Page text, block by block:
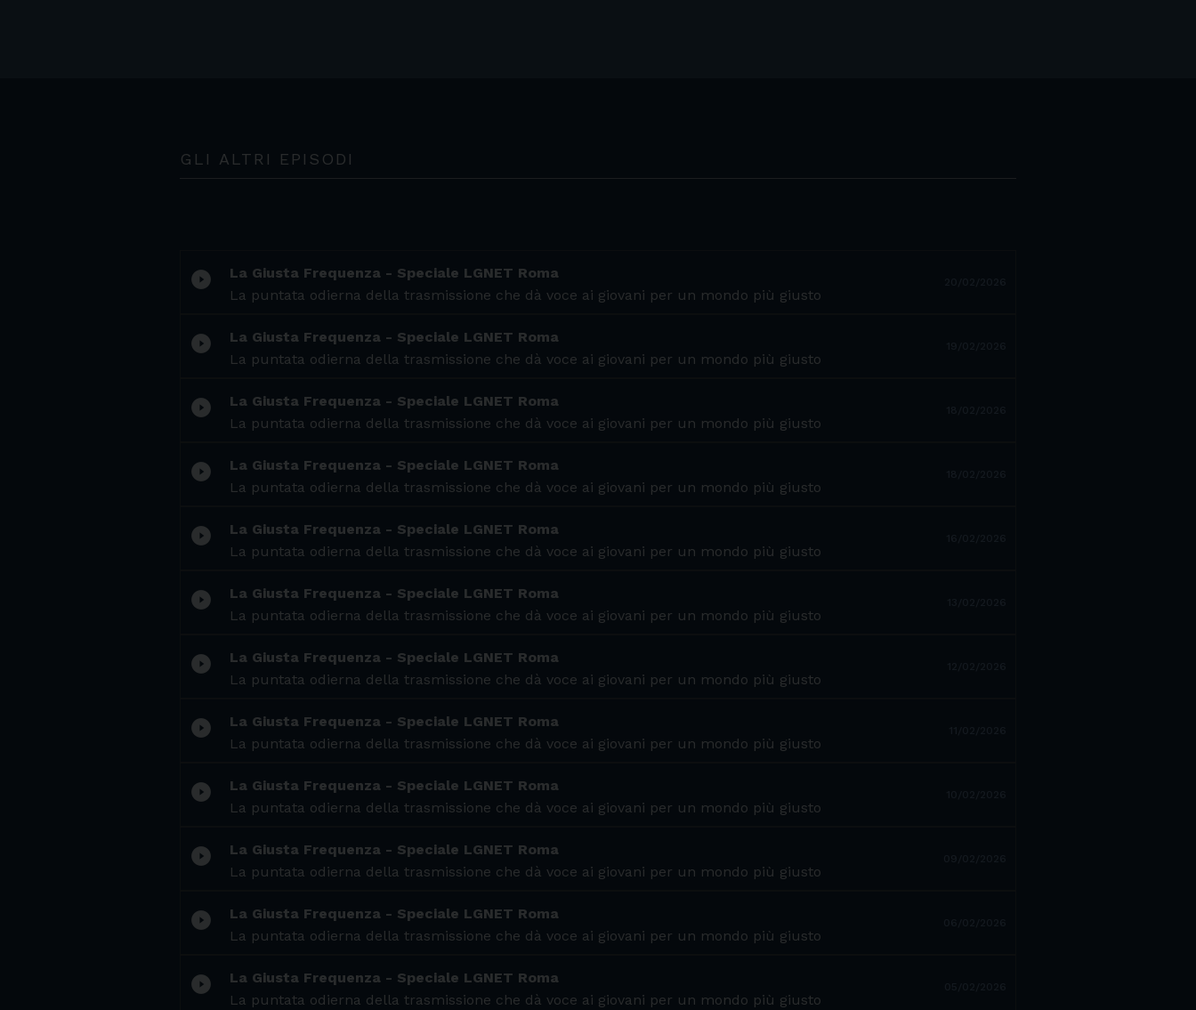
GLI ALTRI EPISODI
play_circle_filled
La Giusta Frequenza - Speciale LGNET Roma
La puntata odierna della trasmissione che dà voce ai giovani per un mondo più giusto
play_circle_filled
La Giusta Frequenza - Speciale LGNET Roma
La puntata odierna della trasmissione che dà voce ai giovani per un mondo più giusto
play_circle_filled
La Giusta Frequenza - Speciale LGNET Roma
La puntata odierna della trasmissione che dà voce ai giovani per un mondo più giusto
play_circle_filled
La Giusta Frequenza - Speciale LGNET Roma
La puntata odierna della trasmissione che dà voce ai giovani per un mondo più giusto
play_circle_filled
La Giusta Frequenza - Speciale LGNET Roma
La puntata odierna della trasmissione che dà voce ai giovani per un mondo più giusto
play_circle_filled
La Giusta Frequenza - Speciale LGNET Roma
La puntata odierna della trasmissione che dà voce ai giovani per un mondo più giusto
play_circle_filled
La Giusta Frequenza - Speciale LGNET Roma
La puntata odierna della trasmissione che dà voce ai giovani per un mondo più giusto
play_circle_filled
La Giusta Frequenza - Speciale LGNET Roma
La puntata odierna della trasmissione che dà voce ai giovani per un mondo più giusto
play_circle_filled
La Giusta Frequenza - Speciale LGNET Roma
La puntata odierna della trasmissione che dà voce ai giovani per un mondo più giusto
play_circle_filled
La Giusta Frequenza - Speciale LGNET Roma
La puntata odierna della trasmissione che dà voce ai giovani per un mondo più giusto
play_circle_filled
La Giusta Frequenza - Speciale LGNET Roma
La puntata odierna della trasmissione che dà voce ai giovani per un mondo più giusto
play_circle_filled
La Giusta Frequenza - Speciale LGNET Roma
La puntata odierna della trasmissione che dà voce ai giovani per un mondo più giusto